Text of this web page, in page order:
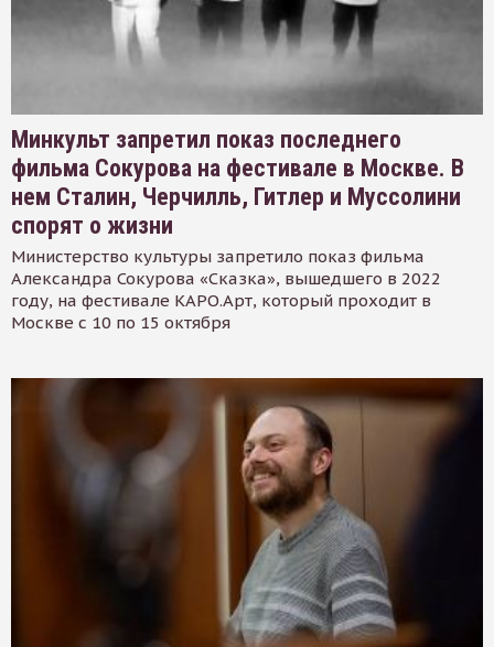
Минкульт запретил показ последнего
фильма Сокурова на фестивале в Москве. В
нем Сталин, Черчилль, Гитлер и Муссолини
спорят о жизни
Министерство культуры запретило показ фильма
Александра Сокурова «Сказка», вышедшего в 2022
году, на фестивале КАРО.Арт, который проходит в
Москве с 10 по 15 октября